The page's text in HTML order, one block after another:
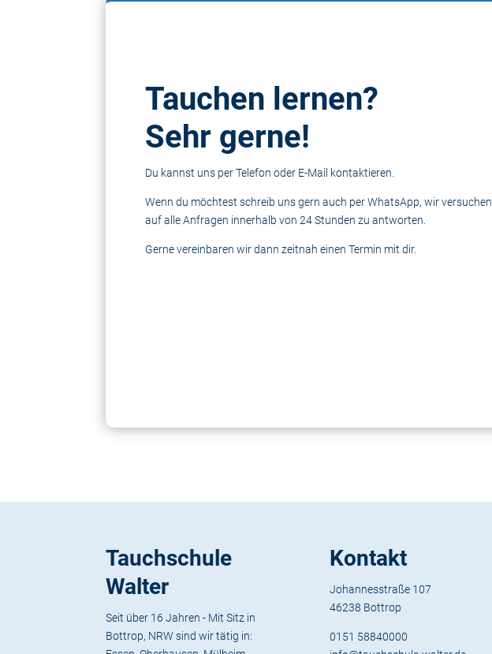
Tauchen lernen?
Sehr gerne!
Du kannst uns per Telefon oder E-Mail kontaktieren.
Wenn du möchtest schreib uns gern auch per WhatsApp, wir versuchen
auf alle Anfragen innerhalb von 24 Stunden zu antworten.
Gerne vereinbaren wir dann zeitnah einen Termin mit dir.
Tauchschule
Walter
Seit über 16 Jahren - Mit Sitz in
Bottrop, NRW sind wir tätig in:
Kontakt
Johannesstraße 107
46238 Bottrop
0151 58840000